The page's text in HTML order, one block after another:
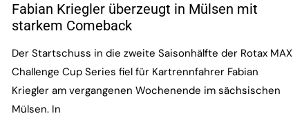
Fabian Kriegler überzeugt in Mülsen mit
starkem Comeback
Der Startschuss in die zweite Saisonhälfte der Rotax MAX
Challenge Cup Series fiel für Kartrennfahrer Fabian
Kriegler am vergangenen Wochenende im sächsischen
Mülsen. In